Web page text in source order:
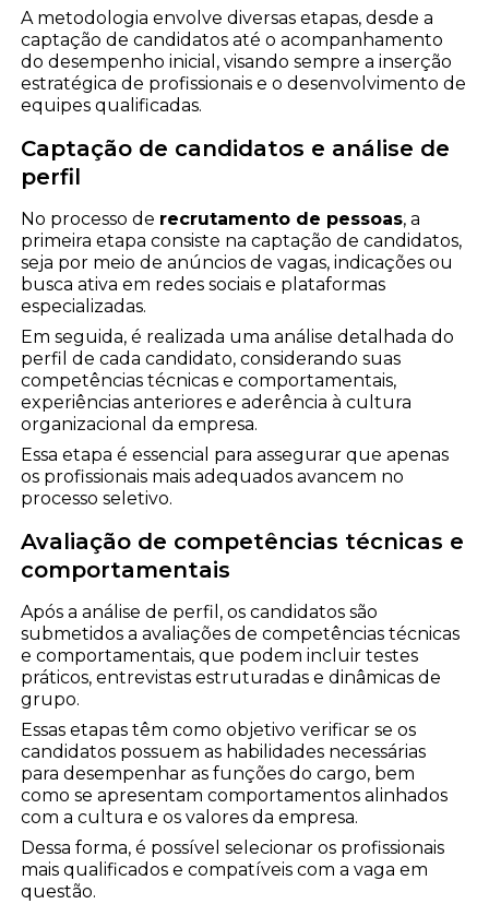
A metodologia envolve diversas etapas, desde a
captação de candidatos até o acompanhamento
do desempenho inicial, visando sempre a inserção
estratégica de profissionais e o desenvolvimento de
equipes qualificadas.
Captação de candidatos e análise de
perfil
No processo de recrutamento de pessoas, a
primeira etapa consiste na captação de candidatos,
seja por meio de anúncios de vagas, indicações ou
busca ativa em redes sociais e plataformas
especializadas.
Em seguida, é realizada uma análise detalhada do
perfil de cada candidato, considerando suas
competências técnicas e comportamentais,
experiências anteriores e aderência à cultura
organizacional da empresa.
Essa etapa é essencial para assegurar que apenas
os profissionais mais adequados avancem no
processo seletivo.
Avaliação de competências técnicas e
comportamentais
Após a análise de perfil, os candidatos são
submetidos a avaliações de competências técnicas
e comportamentais, que podem incluir testes
práticos, entrevistas estruturadas e dinâmicas de
grupo.
Essas etapas têm como objetivo verificar se os
candidatos possuem as habilidades necessárias
para desempenhar as funções do cargo, bem
como se apresentam comportamentos alinhados
com a cultura e os valores da empresa.
Dessa forma, é possível selecionar os profissionais
mais qualificados e compatíveis com a vaga em
questão.